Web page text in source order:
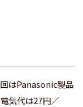
はPanasonic製品
気代は27円／